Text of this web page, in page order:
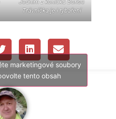
Jedním z koníčků Borise
Trávníčka je i rybaření
marketingové soubory
tento obsah